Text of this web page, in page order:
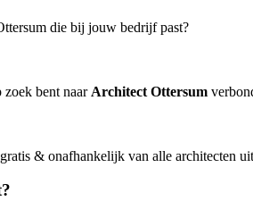
die bij jouw bedrijf past?
bent naar Architect Ottersum
& onafhankelijk van alle architecten